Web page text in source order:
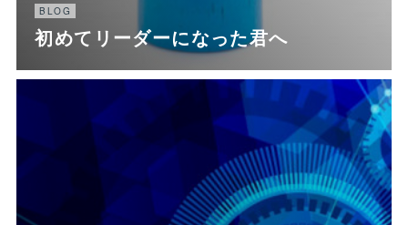
BLOG
初めてリーダーになった君へ